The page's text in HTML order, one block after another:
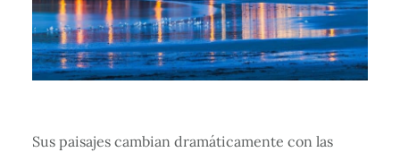
Sus paisajes cambian dramáticamente con las